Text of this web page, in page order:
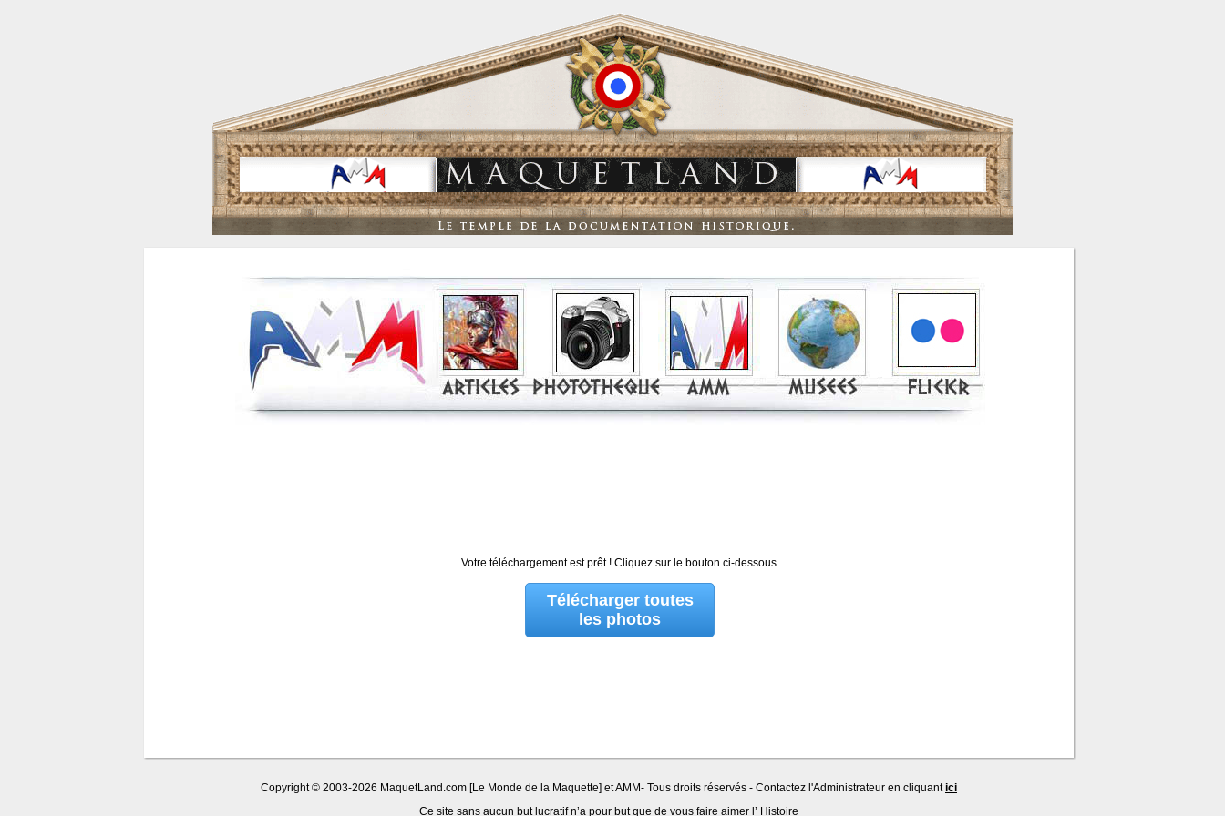
Votre téléchargement est prêt ! Cliquez sur le bouton ci-dessous.
Télécharger toutes
les photos
Copyright © 2003-2026 MaquetLand.com [Le Monde de la Maquette] et AMM- Tous droits réservés - Contactez l'Administrateur en cliquantici
Ce site sans aucun but lucratif n’a pour but que de vous faire aimer l’ Histoire